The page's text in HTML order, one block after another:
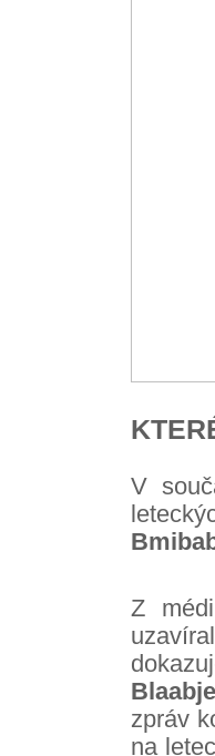
V
Z
uzavíral
zpráv
na